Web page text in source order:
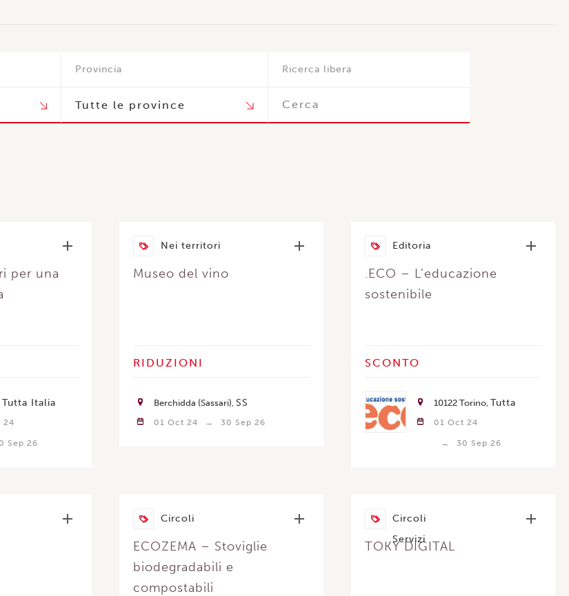
Provincia Ricerca libera
per una
Tutta Italia
24
Sep 26
Nei territori
Museo del vino
RIDUZIONI
Berchidda (Sassari) SS
01 Oct 24 30 Sep 26
Editoria
.ECO – L’educazione
sostenibile
SCONTO
10122 Torino Tutta
Italia
01 Oct 24
30 Sep 26
Circoli
ECOZEMA – Stoviglie
biodegradabili e
compostabili
Circoli
Servizi
TOKY DIGITAL